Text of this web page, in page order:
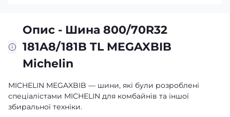
Опис - Шина 800/70R32
181A8/181B TL MEGAXBIB
Michelin
MICHELIN MEGAXBIB — шини, які були розроблені
спеціалістами MICHELIN для комбайнів та іншої
збиральної техніки.